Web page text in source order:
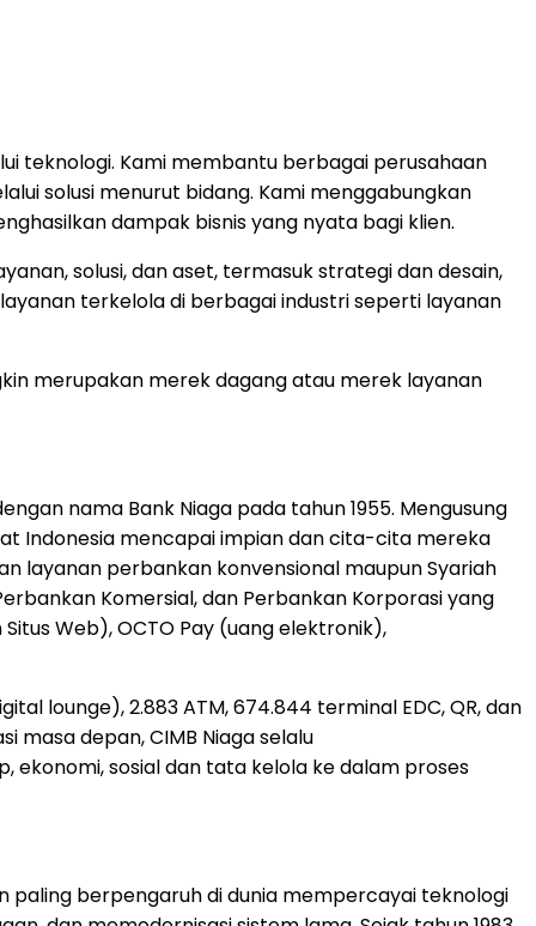
teknologi. Kami membantu berbagai perusahaan
solusi menurut bidang. Kami menggabungkan
dampak bisnis yang nyata bagi klien.
solusi, dan aset, termasuk strategi dan desain,
terkelola di berbagai industri seperti layanan
merupakan merek dagang atau merek layanan
nama Bank Niaga pada tahun 1955. Mengusung
Indonesia mencapai impian dan cita-cita mereka
layanan perbankan konvensional maupun Syariah
Komersial, dan Perbankan Korporasi yang
Web), OCTO Pay (uang elektronik),
lounge), 2.883 ATM, 674.844 terminal EDC, QR, dan
depan, CIMB Niaga selalu
ekonomi, sosial dan tata kelola ke dalam proses
paling berpengaruh di dunia mempercayai teknologi